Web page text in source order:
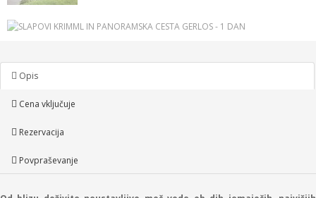
Opis
Cena vključuje
Rezervacija
Povpraševanje